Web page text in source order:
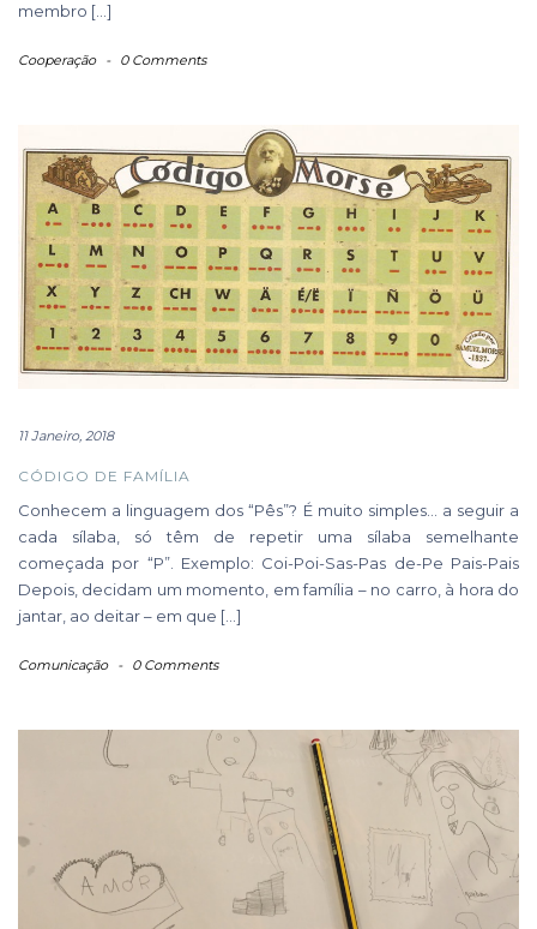
membro […]
Cooperação - 0 Comments
11 Janeiro, 2018
CÓDIGO DE FAMÍLIA
Conhecem a linguagem dos “Pês”? É muito simples… a seguir a
cada sílaba, só têm de repetir uma sílaba semelhante
começada por “P”. Exemplo: Coi-Poi-Sas-Pas de-Pe Pais-Pais
Depois, decidam um momento, em família – no carro, à hora do
jantar, ao deitar – em que […]
Comunicação - 0 Comments